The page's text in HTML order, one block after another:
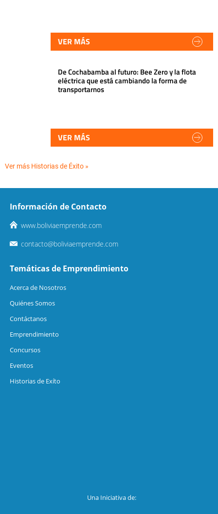
VER MÁS
De Cochabamba al futuro: Bee Zero y la flota
eléctrica que está cambiando la forma de
transportarnos
VER MÁS
Ver más Historias de Éxito »
Información de Contacto
www.boliviaemprende.com
contacto@boliviaemprende.com
Temáticas de Emprendimiento
Acerca de Nosotros
Quiénes Somos
Contáctanos
Emprendimiento
Concursos
Eventos
Historias de Exíto
Una Iniciativa de: